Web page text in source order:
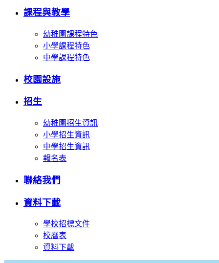
課程與教學
幼稚園課程特色
小學課程特色
中學課程特色
校園設施
招生
幼稚園招生資訊
小學招生資訊
中學招生資訊
報名表
聯絡我們
資料下載
學校招標文件
校曆表
資料下載